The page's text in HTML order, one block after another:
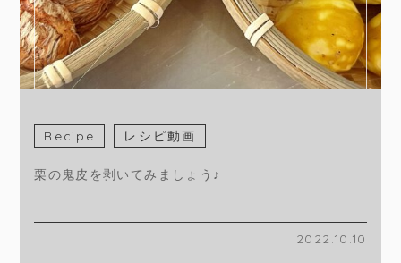
Recipe レシピ動画
栗の鬼皮を剥いてみましょう♪
2022.10.10